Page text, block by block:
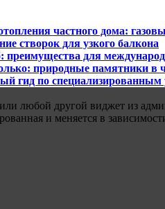
частного дома:
створок для узкого балкона
преимущества для
природные памятники в
гид по
любой другой виджет из
и меняется в